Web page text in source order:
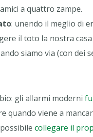
a quattro zampe.
: unendo il meglio di
il toto la nostra
siamo via (con dei
gli allarmi moderni
quando viene a
collegare il